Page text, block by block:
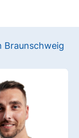
Braunschweig